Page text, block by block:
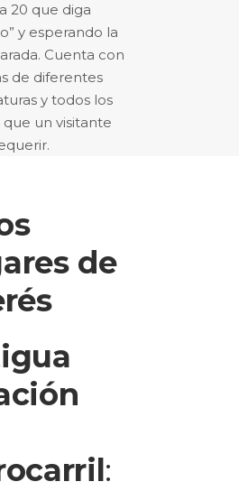
20 que diga
y esperando la
Cuenta con
de diferentes
y todos los
que un visitante
de
: